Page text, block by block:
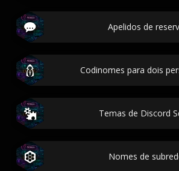
Apelidos de
Codinomes para dois
Temas de Discord
Nomes de